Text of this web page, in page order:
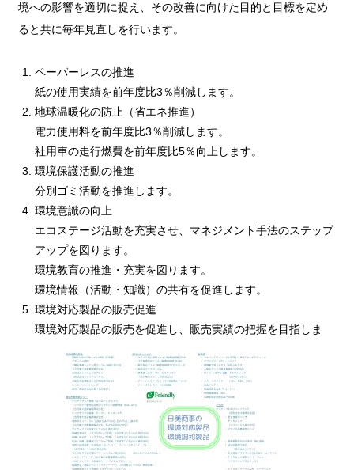
境への影響を適切に捉え、その改善に向けた目的と目標を定め
ると共に毎年見直しを行います。
ペーパーレスの推進
紙の使用実績を前年度比3％削減します。
地球温暖化の防止（省エネ推進）
電力使用料を前年度比3％削減します。
社用車の走行燃費を前年度比5％向上します。
環境保護活動の推進
分別ゴミ活動を推進します。
環境意識の向上
エコステージ活動を充実させ、マネジメント手法のステップ
アップを図ります。
環境教育の推進・充実を図ります。
環境情報（活動・知識）の共有を促進します。
環境対応製品の販売促進
環境対応製品の販売を促進し、販売実績の把握を目指しま